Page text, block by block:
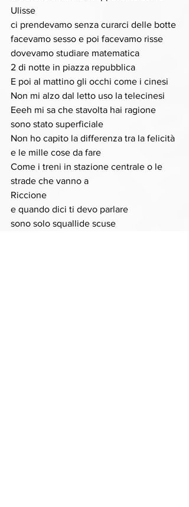
Ulisse
ci prendevamo senza curarci delle botte
facevamo sesso e poi facevamo risse
dovevamo studiare matematica
2 di notte in piazza repubblica
E poi al mattino gli occhi come i cinesi
Non mi alzo dal letto uso la telecinesi
Eeeh mi sa che stavolta hai ragione
sono stato superficiale
Non ho capito la differenza tra la felicità
e le mille cose da fare
Come i treni in stazione centrale o le
strade che vanno a
Riccione
e quando dici ti devo parlare
sono solo squallide scuse